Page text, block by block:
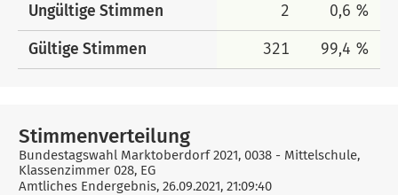
Ungültige Stimmen 2 0,6 %
Gültige Stimmen 321 99,4 %
Stimmenverteilung
Bundestagswahl Marktoberdorf 2021, 0038 - Mittelschule,
Klassenzimmer 028, EG
Amtliches Endergebnis, 26.09.2021, 21:09:40